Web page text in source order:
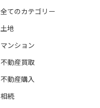
全てのカテゴリー
土地
マンション
不動産買取
不動産購入
相続